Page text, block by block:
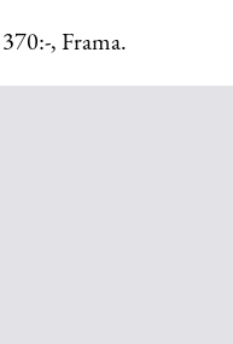
, Frama.